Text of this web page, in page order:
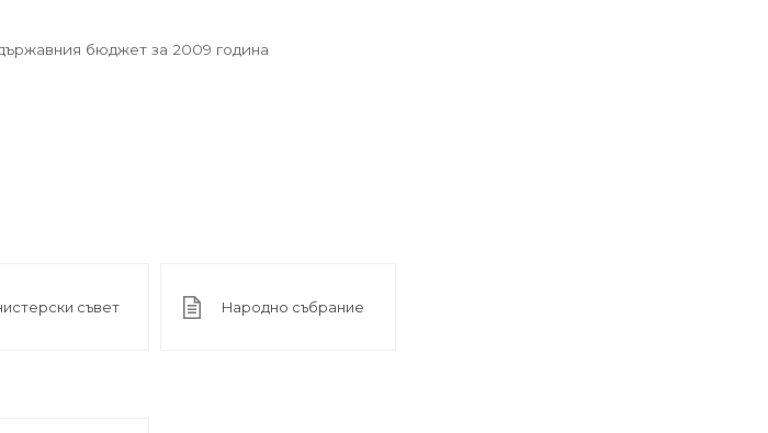
държавния бюджет за 2009 година
съвет Народно събрание